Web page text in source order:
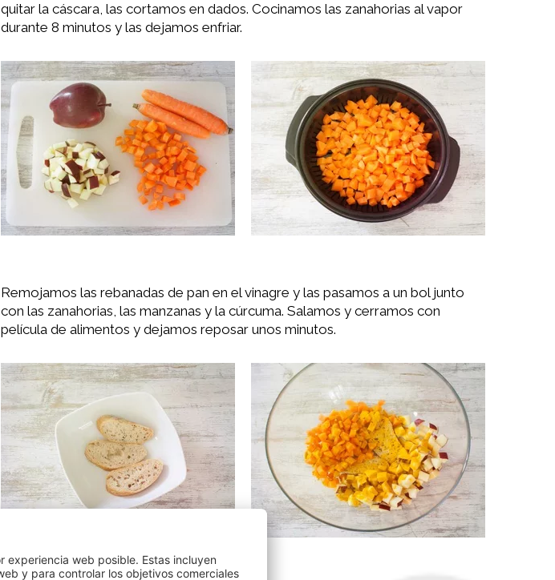
quitar la cáscara, las cortamos en dados. Cocinamos las zanahorias al vapor
durante 8 minutos y las dejamos enfriar.
Remojamos las rebanadas de pan en el vinagre y las pasamos a un bol junto
con las zanahorias, las manzanas y la cúrcuma. Salamos y cerramos con
película de alimentos y dejamos reposar unos minutos.